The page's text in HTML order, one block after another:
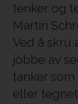
tenker og
Martin
Ved å skru
jobbe av
tanker
eller